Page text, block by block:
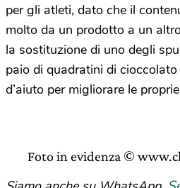
per gli atleti, dato che il
molto da un prodotto a un
la sostituzione di uno degli
paio di quadratini di
d’aiuto per migliorare le
Foto in evidenza ©